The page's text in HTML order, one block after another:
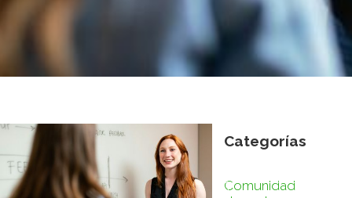
2013. En 2026 que pronto comienza.
Siempre
Hace más de una década, Bill Gates nos recordó una
verdad sencilla: nadie mejora sin retroalimentación útil,
Categorías
Comunidad